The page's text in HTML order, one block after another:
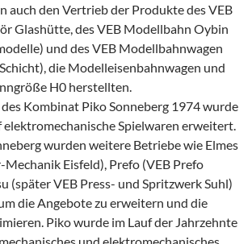
auch den Vertrieb der Produkte des VEB
Glashütte, des VEB Modellbahn Oybin
und des VEB Modellbahnwagen
die Modelleisenbahnwagen und
H0 herstellten.
Kombinat Piko Sonneberg 1974 wurde
Spielwaren erweitert.
wurden weitere Betriebe wie Elmes
Mechanik Eisfeld), Prefo (VEB Prefo
(später VEB Press- und Spritzwerk Suhl)
die Angebote zu erweitern und die
Piko wurde im Lauf der Jahrzehnte